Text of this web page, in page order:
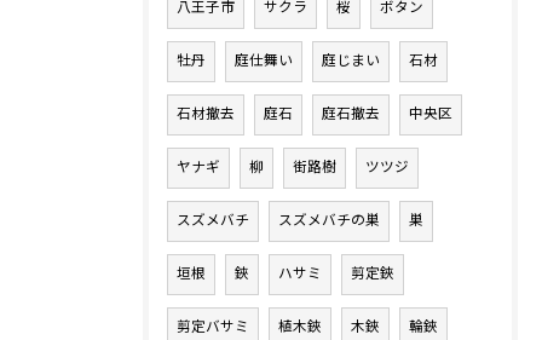
八王子市 サクラ 桜 ボタン
牡丹 庭仕舞い 庭じまい 石材
石材撤去 庭石 庭石撤去 中央区
ヤナギ 柳 街路樹 ツツジ
スズメバチ スズメバチの巣 巣
垣根 鋏 ハサミ 剪定鋏
剪定バサミ 植木鋏 木鋏 輪鋏